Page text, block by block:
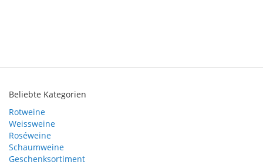
Beliebte Kategorien
Rotweine
Weissweine
Roséweine
Schaumweine
Geschenksortiment